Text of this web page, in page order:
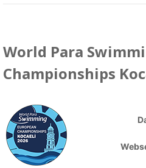
World Para
Championships